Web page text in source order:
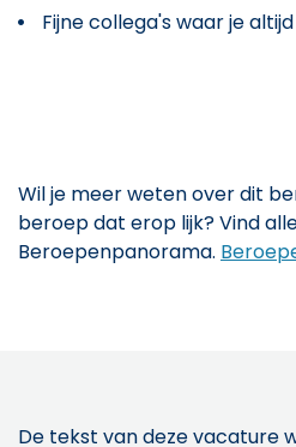
Fijne collega's waar je
Wil je meer weten over dit
beroep dat erop lijk? Vind
Beroepenpanorama.
De tekst van deze vacature